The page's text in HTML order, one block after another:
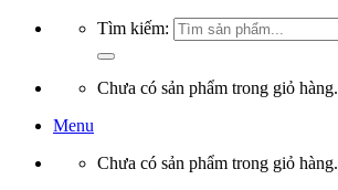
Tìm kiếm:
Chưa có sản phẩm trong giỏ hàng.
Menu
Chưa có sản phẩm trong giỏ hàng.